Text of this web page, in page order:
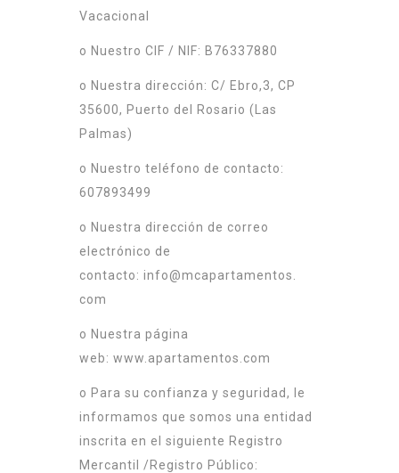
Vacacional
o Nuestro CIF / NIF: B76337880
o Nuestra dirección: C/ Ebro,3, CP
35600, Puerto del Rosario (Las
Palmas)
o Nuestro teléfono de contacto:
607893499
o Nuestra dirección de correo
electrónico de
contacto: info@mcapartamentos.
com
o Nuestra página
web: www.apartamentos.com
o Para su confianza y seguridad, le
informamos que somos una entidad
inscrita en el siguiente Registro
Mercantil /Registro Público: